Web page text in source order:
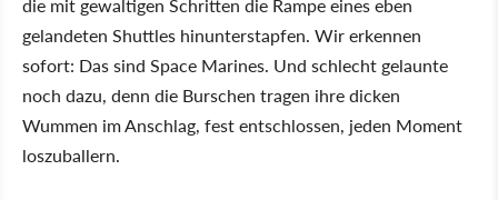
gelandeten Shuttles hinunterstapfen. Wir erkennen
sofort: Das sind Space Marines. Und schlecht gelaunte
noch dazu, denn die Burschen tragen ihre dicken
Wummen im Anschlag, fest entschlossen, jeden Moment
loszuballern.